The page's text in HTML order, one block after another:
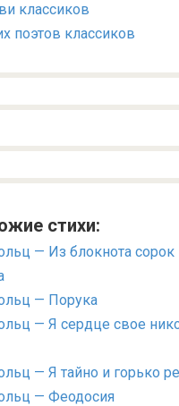
классиков
поэтов классиков
стихи:
— Из блокнота сорок
— Порука
— Я сердце свое
— Я тайно и горько
— Феодосия